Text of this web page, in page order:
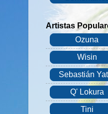
Artistas
Ozuna
Wisin
Sebastián
Q' Lokura
Tini